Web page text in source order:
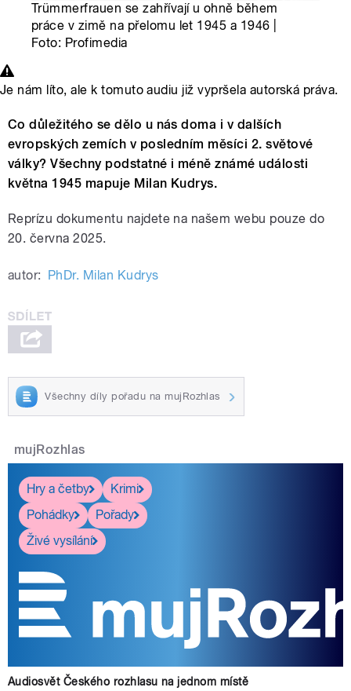
Trümmerfrauen se zahřívají u ohně během
práce v zimě na přelomu let 1945 a 1946 |
Foto: Profimedia
Je nám líto, ale k tomuto audiu již vypršela autorská práva.
Co důležitého se dělo u nás doma i v dalších
evropských zemích v posledním měsíci 2. světové
války? Všechny podstatné i méně známé události
května 1945 mapuje Milan Kudrys.
Reprízu dokumentu najdete na našem webu pouze do
20. června 2025.
autor: PhDr. Milan Kudrys
Všechny díly pořadu na mujRozhlas
mujRozhlas
Hry a četby
Krimi
Pohádky
Pořady
Živé vysílání
Audiosvět Českého rozhlasu na jednom místě